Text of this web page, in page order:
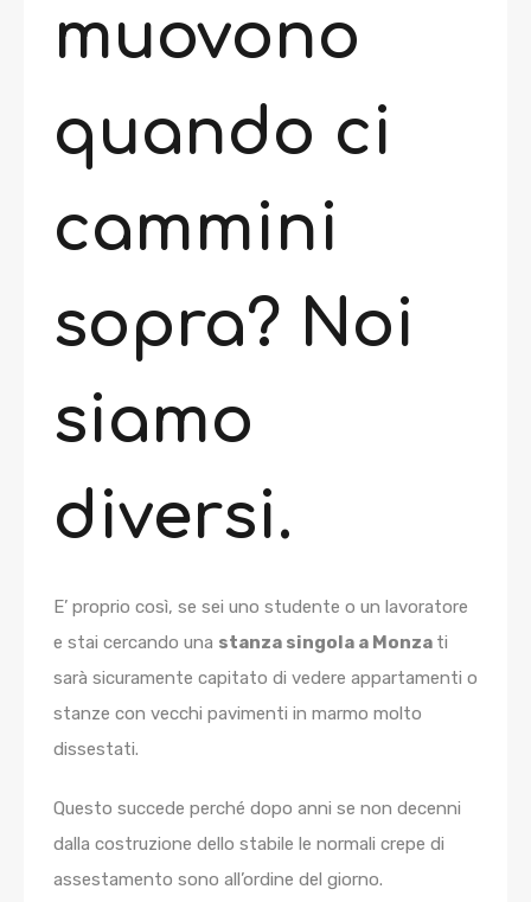
muovono
quando ci
cammini
sopra? Noi
siamo
diversi.
E’ proprio così, se sei uno studente o un lavoratore
e stai cercando una stanza singola a Monza ti
sarà sicuramente capitato di vedere appartamenti o
stanze con vecchi pavimenti in marmo molto
dissestati.
Questo succede perché dopo anni se non decenni
dalla costruzione dello stabile le normali crepe di
assestamento sono all’ordine del giorno.